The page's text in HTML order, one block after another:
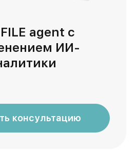
agent с
ИИ-
консультацию